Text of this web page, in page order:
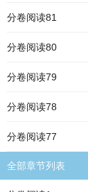
分卷阅读81
分卷阅读80
分卷阅读79
分卷阅读78
分卷阅读77
全部章节列表